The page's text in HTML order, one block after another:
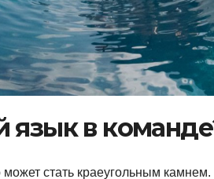
язык в
может стать краеугольным